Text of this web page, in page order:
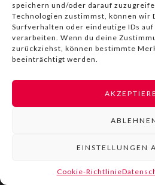
speichern und/oder darauf
Technologien zustimmst, können wir
Surfverhalten oder eindeutige IDs
verarbeiten. Wenn du deine
zurückziehst, können bestimmte
beeinträchtigt werden.
EINSTELLUNGEN
Cookie-Richtlinie
© COPYRIGHT BY LIVINN |